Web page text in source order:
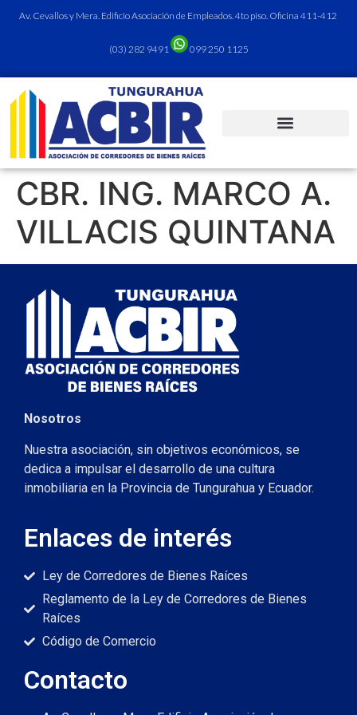
Av. Cevallos y Mera. Edificio Asociación de Empleados. 4to piso. Oficina 411-412
(03) 282 9491 099 250 1125
CBR. ING. MARCO A.
VILLACIS QUINTANA
Nosotros
Nuestra asociación, sin objetivos económicos, se
dedica a impulsar el desarrollo de una cultura
inmobiliaria en la Provincia de Tungurahua y Ecuador.
Enlaces de interés
Ley de Corredores de Bienes Raíces
Reglamento de la Ley de Corredores de Bienes
Raíces
Código de Comercio
Contacto